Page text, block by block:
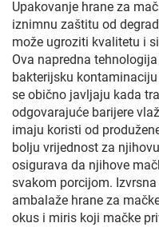
Upakovanje hrane za
iznimnu zaštitu od
može ugroziti kvalitetu i
Ova napredna
bakterijsku
se obično javljaju kada
odgovarajuće barijere
imaju koristi od
bolju vrijednost za
osigurava da njihove
svakom porcijom.
ambalaže hrane za
okus i miris koji mačke